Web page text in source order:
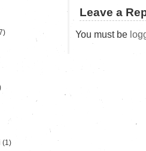
Leave a
You must be
(1)